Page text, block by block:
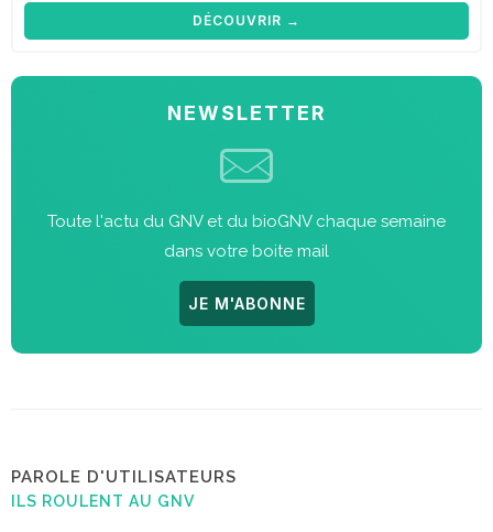
DÉCOUVRIR →
NEWSLETTER
Toute l'actu du GNV et du bioGNV chaque semaine
dans votre boite mail
JE M'ABONNE
PAROLE D'UTILISATEURS
ILS ROULENT AU GNV